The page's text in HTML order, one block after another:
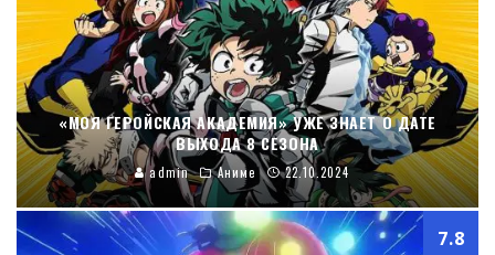
«МОЯ ГЕРОЙСКАЯ АКАДЕМИЯ» УЖЕ ЗНАЕТ О ДАТЕ
ВЫХОДА 8 СЕЗОНА
admin Аниме 22.10.2024
7.8